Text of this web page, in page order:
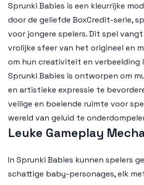
Sprunki Babies is een kleurrijke
door de geliefde BoxCredit-serie,
voor jongere spelers. Dit spel
vrolijke sfeer van het origineel en
om hun creativiteit en verbeelding
Sprunki Babies is ontworpen om
en artistieke expressie te
veilige en boeiende ruimte voor
wereld van geluid te
Leuke Gameplay
In Sprunki Babies kunnen spelers
schattige baby-personages, elk